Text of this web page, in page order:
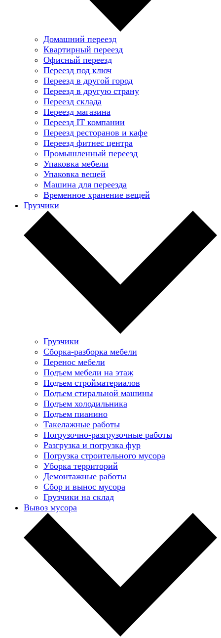
Домашний переезд
Квартирный переезд
Офисный переезд
Переезд под ключ
Переезд в другой город
Переезд в другую страну
Переезд склада
Переезд магазина
Переезд IT компании
Переезд ресторанов и кафе
Переезд фитнес центра
Промышленный переезд
Упаковка мебели
Упаковка вещей
Машина для переезда
Временное хранение вещей
Грузчики
Грузчики
Сборка-разборка мебели
Перенос мебели
Подъем мебели на этаж
Подъем стройматериалов
Подъем стиральной машины
Подъем холодильника
Подъем пианино
Такелажные работы
Погрузочно-разгрузочные работы
Разгрузка и погрузка фур
Погрузка строительного мусора
Уборка территорий
Демонтажные работы
Сбор и вынос мусора
Грузчики на склад
Вывоз мусора